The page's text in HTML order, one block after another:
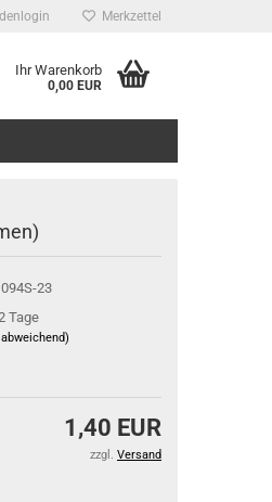
Merkzettel
Ihr Warenkorb
0,00 EUR
23
Tage
1,40 EUR
zzgl. Versand